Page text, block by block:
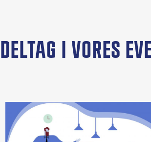
DELTAG I VORES